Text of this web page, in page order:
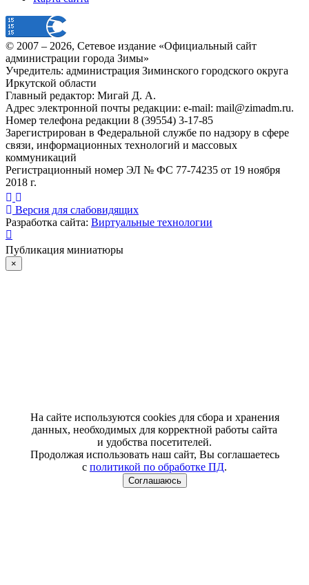
© 2007 – 2026, Сетевое издание «Официальный сайт
администрации города Зимы»
Учредитель: администрация Зиминского городского округа
Иркутской области
Главный редактор: Мигай Д. А.
Адрес электронной почты редакции: e-mail: mail@zimadm.ru.
Номер телефона редакции 8 (39554) 3-17-85
Зарегистрирован в Федеральной службе по надзору в сфере
связи, информационных технологий и массовых
коммуникаций
Регистрационный номер ЭЛ № ФС 77-74235 от 19 ноября
2018 г.
Версия для слабовидящих
Разработка сайта: Виртуальные технологии
Публикация миниатюры
×
На сайте используются cookies для сбора и хранения
данных, необходимых для корректной работы сайта
и удобства посетителей.
Продолжая использовать наш сайт, Вы соглашаетесь
с политикой по обработке ПД.
Соглашаюсь